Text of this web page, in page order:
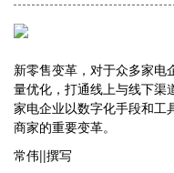
新零售变革，对于众多家电
量优化，打通线上与线下渠
家电企业以数字化手段和工
商家的重要变革。
常伟||撰写